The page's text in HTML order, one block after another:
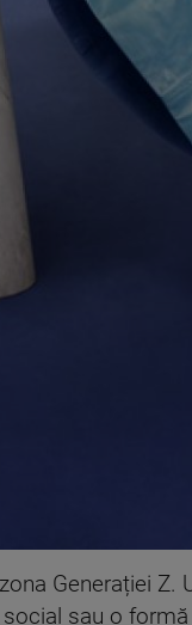
Generației
sau o